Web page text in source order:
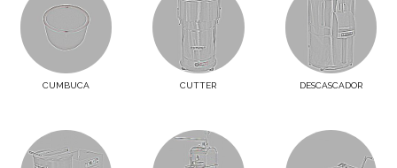
CUMBUCA CUTTER DESCASCADOR